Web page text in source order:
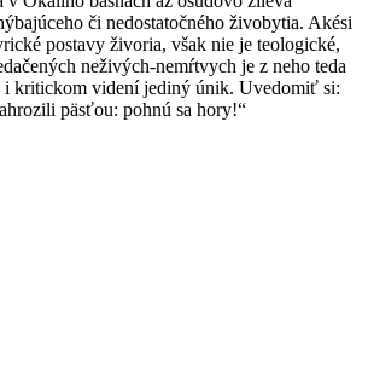
či nedostatočného živobytia. Akési
postavy živoria, však nie je teologické,
neživých-nemŕtvych je z neho teda
i kritickom videní jediný únik. Uvedomiť si:
päsťou: pohnú sa hory!“